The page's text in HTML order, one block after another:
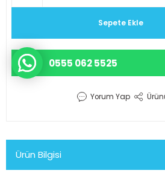
Sepete Ekle
0555 062 5525
Yorum Yap
Ürün Bilgisi